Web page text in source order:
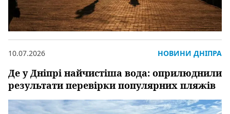
Де у Дніпрі найчистіша вода: оприлюднили
результати перевірки популярних пляжів
10.07.2026 НОВИНИ ДНІПРА